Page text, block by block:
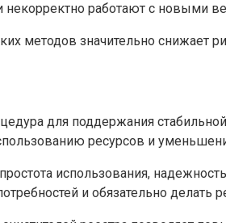
некорректно работают с новыми
методов значительно снижает
для поддержания
ресурсов и
использования,
и обязательно делать